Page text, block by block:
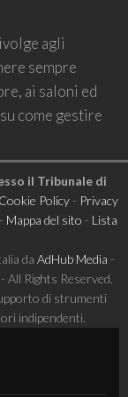
agli
sempre
ai saloni ed
come gestire
il Tribunale di
Cookie Policy- Privacy
Mappa del sito - Lista
da AdHub Media -
All Rights Reserved.
di strumenti
indipendenti.